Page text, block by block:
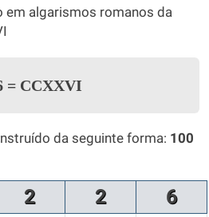
em algarismos romanos da
=CCXXVI
da seguinte forma: 100
2 2 6